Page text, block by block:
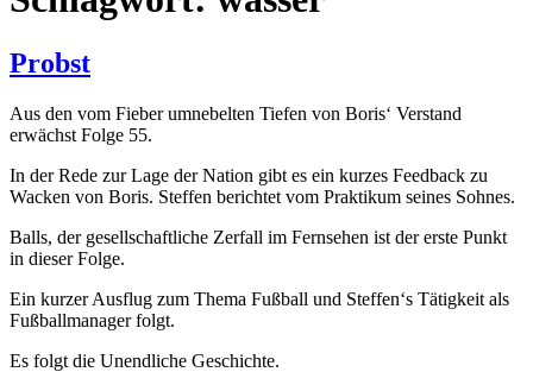
Probst
Aus den vom Fieber umnebelten Tiefen von Boris‘ Verstand
erwächst Folge 55.
In der Rede zur Lage der Nation gibt es ein kurzes Feedback zu
Wacken von Boris. Steffen berichtet vom Praktikum seines Sohnes.
Balls, der gesellschaftliche Zerfall im Fernsehen ist der erste Punkt
in dieser Folge.
Ein kurzer Ausflug zum Thema Fußball und Steffen‘s Tätigkeit als
Fußballmanager folgt.
Es folgt die Unendliche Geschichte.